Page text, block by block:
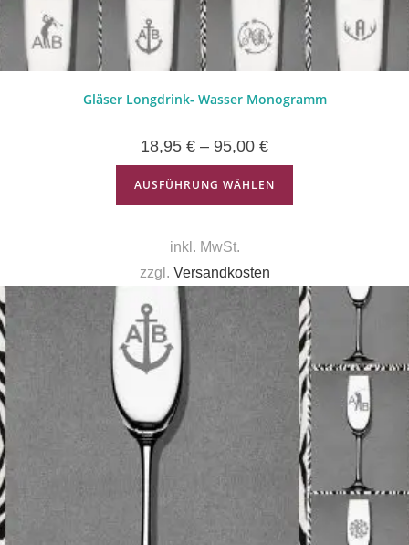
Gläser Longdrink- Wasser Monogramm
18,95 € – 95,00 €
AUSFÜHRUNG WÄHLEN
inkl. MwSt.
zzgl. Versandkosten